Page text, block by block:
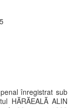
înregistrat sub
HĂRĂEALĂ ALIN